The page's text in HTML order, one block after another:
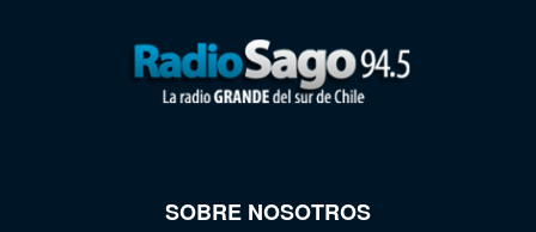
SOBRE NOSOTROS